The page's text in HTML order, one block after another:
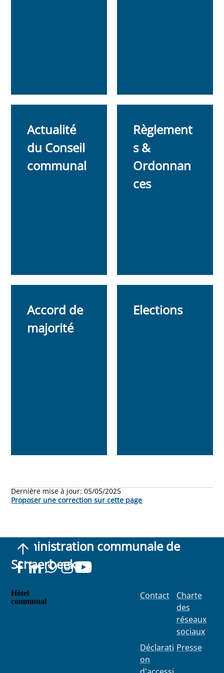
Actualité
du Conseil
communal
Règlement
s &
Ordonnan
ces
Accord de
majorité
Elections
Dernière mise à jour:05/05/2025
Proposer une correction sur cette page
Administration communale de
Schaerbeek
Hôtel
communal
Contact
Déclarati
on
Charte
des
réseaux
sociaux
Presse